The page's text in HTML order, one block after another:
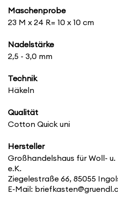
Maschenprobe
23 M x 24 R= 10 x 10 cm
Nadelstärke
2,5 - 3,0 mm
Technik
Häkeln
Qualität
Cotton Quick uni
Hersteller
Großhandelshaus für Woll-
e.K.
Ziegelestraße 66, 85055
E-Mail: